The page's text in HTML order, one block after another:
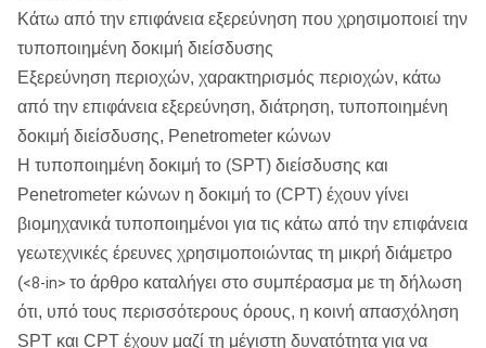
Κάτω από την επιφάνεια εξερεύνηση που χρησιμοποιεί την
τυποποιημένη δοκιμή διείσδυσης
Εξερεύνηση περιοχών, χαρακτηρισμός περιοχών, κάτω
από την επιφάνεια εξερεύνηση, διάτρηση, τυποποιημένη
δοκιμή διείσδυσης, Penetrometer κώνων
Η τυποποιημένη δοκιμή το (SPT) διείσδυσης και
Penetrometer κώνων η δοκιμή το (CPT) έχουν γίνει
βιομηχανικά τυποποιημένοι για τις κάτω από την επιφάνεια
γεωτεχνικές έρευνες χρησιμοποιώντας τη μικρή διάμετρο
(<8-in> το άρθρο καταλήγει στο συμπέρασμα με τη δήλωση
ότι, υπό τους περισσότερους όρους, η κοινή απασχόληση
SPT και CPT έχουν μαζί τη μέγιστη δυνατότητα για να